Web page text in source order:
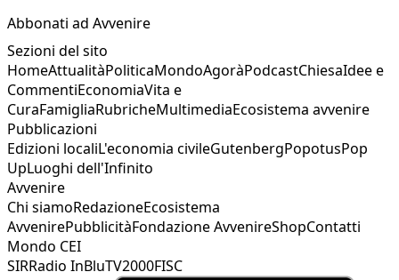
Abbonati ad Avvenire
Sezioni del sito
HomeAttualitàPoliticaMondoAgoràPodcastChiesaIdee e
CommentiEconomiaVita e
CuraFamigliaRubricheMultimediaEcosistema avvenire
Pubblicazioni
Edizioni localiL'economia civileGutenbergPopotusPop
UpLuoghi dell'Infinito
Avvenire
Chi siamoRedazioneEcosistema
AvvenirePubblicitàFondazione AvvenireShopContatti
Mondo CEI
SIRRadio InBluTV2000FISC